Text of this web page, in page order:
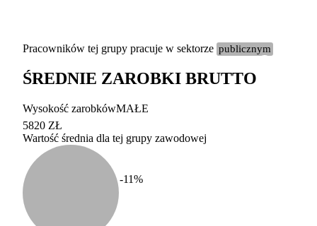
duży
100-200 tysięcy
Pracowników tej grupy pracuje w sektorze publicznym
ŚREDNIE ZAROBKI BRUTTO
Wysokość zarobkówMAŁE
5820 ZŁ
Wartość średnia dla tej grupy zawodowej
-11%